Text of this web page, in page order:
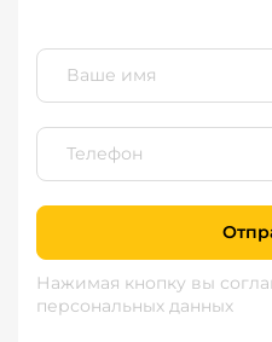
Нажимая кнопку вы
персональных данных